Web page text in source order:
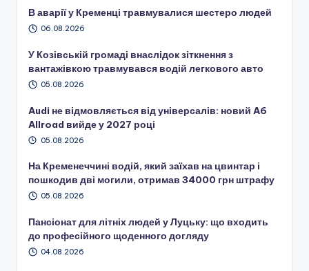
В аварії у Кременці травмувалися шестеро людей
06.08.2026
У Козівській громаді внаслідок зіткнення з
вантажівкою травмувався водій легкового авто
05.08.2026
Audi не відмовляється від універсалів: новий A6
Allroad вийде у 2027 році
05.08.2026
На Кременеччині водій, який заїхав на цвинтар і
пошкодив дві могили, отримав 34000 грн штрафу
05.08.2026
Пансіонат для літніх людей у Луцьку: що входить
до професійного щоденного догляду
04.08.2026